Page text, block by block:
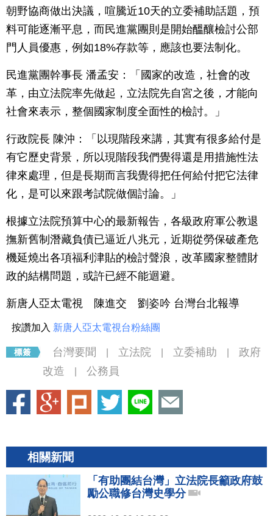
朝野協商做出決議，喧騰近10天的立委補助話題，預
料可能逐漸平息，而民進黨團則是開始醞釀檢討公部
門人員優惠，例如18%存款等，應該也要法制化。
民進黨團幹事長 潘孟安：「國家的改造，社會的改
革，由立法院率先做起，立法院先自宮之後，才能向
社會來表示，整個國家制度全面性的檢討。」
行政院長 陳沖：「以現階段來講，其實有很多給付是
有它歷史背景，所以現階段我們覺得還是用措施性法
律來處理，但是長期而言我覺得把任何給付把它法律
化，是可以來跟考試院做個討論。」
根據立法院預算中心的最新報告，各級政府軍公教退
撫新舊制潛藏負債已逼近八兆元，近期從勞保破產危
機延燒出各項福利津貼的檢討聲浪，改革國家整體財
政的結構問題，或許已經不能迴避。
新唐人亞太電視 陳進交 劉姿吟 台灣台北報導
按讚加入 新唐人亞太電視台粉絲團
台灣要聞 立法院 立委補助
政府
改造
公務員
相關新聞
「有助團結台灣」立法院長籲政府鼓
勵公職修台灣史學分